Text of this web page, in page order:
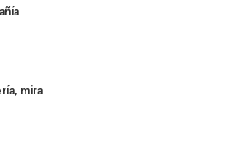
mira